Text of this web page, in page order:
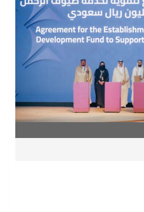
كأس العالم للرياضات الإلكترونية شاهد على ريادة المملكة والنهضة الشاملة فيها